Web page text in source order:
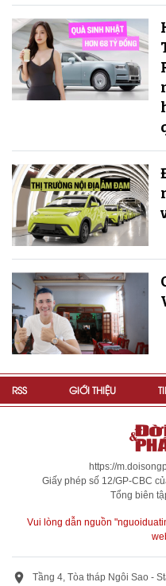
RSS GIỚI THIỆU
https://
Giấy phép số 12/GP-CBC
Tổng biên
Vui lòng dẫn nguồn
Tầng 4, Tòa tháp Ngôi Sao -